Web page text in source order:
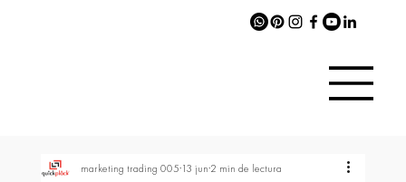
marketing trading 00513 jun2 min de lectura